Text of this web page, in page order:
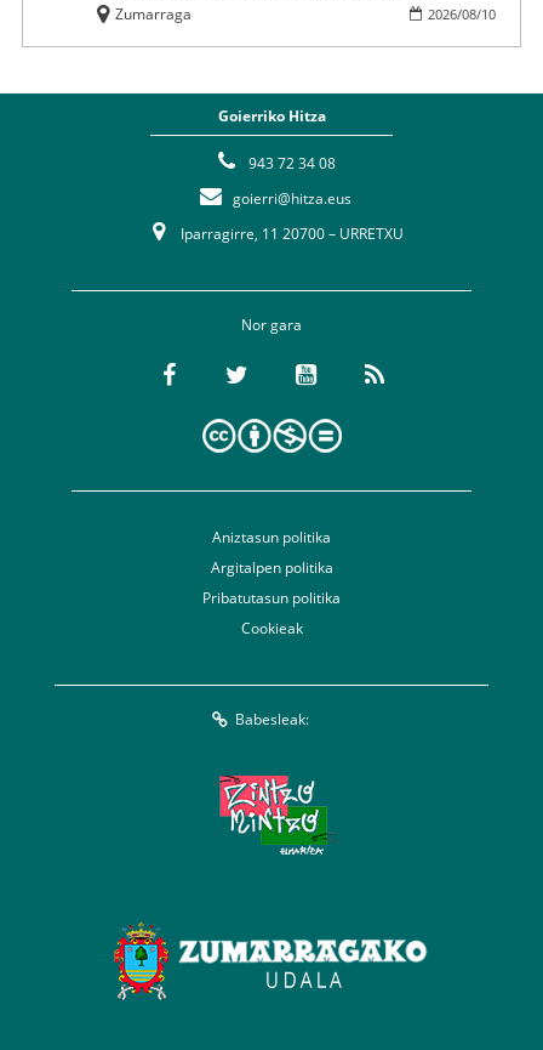
2026/08/10
Zumarraga
Goierriko Hitza
943 72 34 08
goierri@hitza.eus
Iparragirre, 11 20700 – URRETXU
Nor gara
Aniztasun politika
Argitalpen politika
Pribatutasun politika
Cookieak
Babesleak: